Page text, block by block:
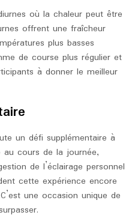
où la chaleur peut être
offrent une fraîcheur
plus basses
de course plus régulier et
à donner le meilleur
un défi supplémentaire à
au cours de la journée,
de l’éclairage personnel
cette expérience encore
une occasion unique de